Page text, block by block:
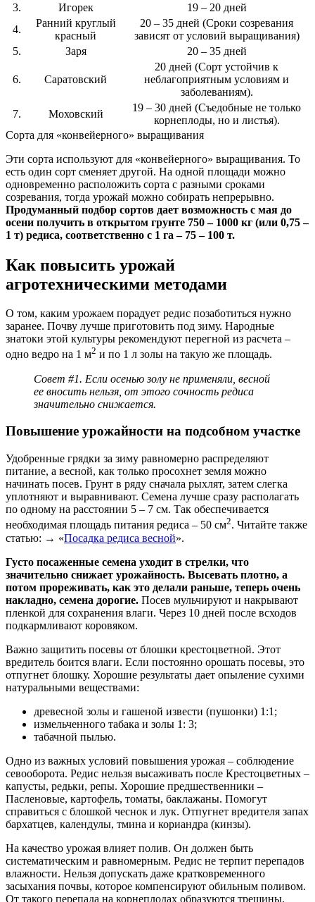
3.
Игорек
19 – 20 дней
4.
Ранний круглый
красный
20 – 35 дней (Сроки созревания
зависят от условий выращивания)
5.
Заря 20 – 35 дней
6. Саратовский
20 дней (Сорт устойчив к
неблагоприятным условиям и
заболеваниям).
7.
Моховский
19 – 30 дней (Съедобные не только
корнеплоды, но и листья).
Сорта для «конвейерного» выращивания
Эти сорта используют для «конвейерного» выращивания. То
есть один сорт сменяет другой. На одной площади можно
одновременно расположить сорта с разными сроками
созревания, тогда урожай можно собирать непрерывно.
Продуманный подбор сортов дает возможность с мая до
осени получить в открытом грунте 750 – 1000 кг (или 0,75 –
1 т) редиса, соответственно с 1 га – 75 – 100 т.
Как повысить урожай
агротехническими методами
О том, каким урожаем порадует редис позаботиться нужно
заранее. Почву лучше приготовить под зиму. Народные
знатоки этой культуры рекомендуют перегной из расчета –
одно ведро на 1 м2 и по 1 л золы на такую же площадь.
Совет #1. Если осенью золу не применяли, весной
ее вносить нельзя, от этого сочность редиса
значительно снижается.
Повышение урожайности на подсобном участке
Удобренные грядки за зиму равномерно распределяют
питание, а весной, как только просохнет земля можно
начинать посев. Грунт в ряду сначала рыхлят, затем слегка
уплотняют и выравнивают. Семена лучше сразу располагать
по одному на расстоянии 5 – 7 см. Так обеспечивается
необходимая площадь питания редиса – 50 см2. Читайте также
статью: → «Посадка редиса весной».
Густо посаженные семена уходит в стрелки, что
значительно снижает урожайность. Высевать плотно, а
потом прореживать, как это делали раньше, теперь очень
накладно, семена дорогие. Посев мульчируют и накрывают
пленкой для сохранения влаги. Через 10 дней после всходов
подкармливают коровяком.
Важно защитить посевы от блошки крестоцветной. Этот
вредитель боится влаги. Если постоянно орошать посевы, это
отпугнет блошку. Хорошие результаты дает опыление сухими
натуральными веществами:
древесной золы и гашеной извести (пушонки) 1:1;
измельченного табака и золы 1: 3;
табачной пылью.
Одно из важных условий повышения урожая – соблюдение
севооборота. Редис нельзя высаживать после Крестоцветных –
капусты, редьки, репы. Хорошие предшественники –
Пасленовые, картофель, томаты, баклажаны. Помогут
справиться с блошкой чеснок и лук. Отпугнет вредителя запах
бархатцев, календулы, тмина и кориандра (кинзы).
На качество урожая влияет полив. Он должен быть
систематическим и равномерным. Редис не терпит перепадов
влажности. Нельзя допускать даже кратковременного
засыхания почвы, которое компенсируют обильным поливом.
От такого перепада на корнеплодах образуются трещины.